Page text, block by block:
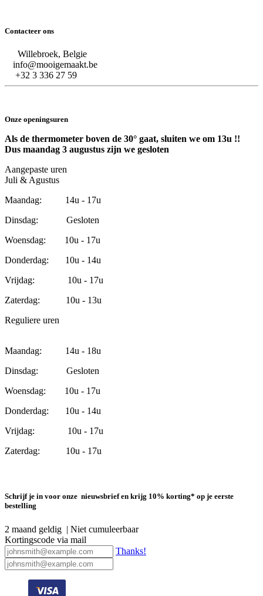
Contacteer ons
Willebroek, Belgie
info@mooigemaakt.be
+32 3 336 27 59
Onze openingsuren
Als de thermometer boven de 30° gaat, sluiten we om 13u !!
Dus maandag 3 augustus zijn we gesloten
Aangepaste uren
Juli & Agustus
Maandag: 14u - 17u
Dinsdag: Gesloten
Woensdag: 10u - 17u
Donderdag: 10u - 14u
Vrijdag: 10u - 17u
Zaterdag: 10u - 13u
Reguliere uren
Maandag: 14u - 18u
Dinsdag: Gesloten
Woensdag: 10u - 17u
Donderdag: 10u - 14u
Vrijdag: 10u - 17u
Zaterdag: 10u - 17u
Schrijf je in voor onze nieuwsbrief en krijg 10% korting* op je eerste
bestelling
2 maand geldig | Niet cumuleerbaar
Kortingscode via mail
Thanks!